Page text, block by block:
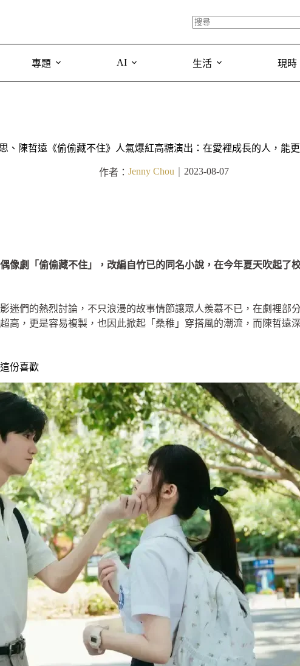
專題 AI 生活 現時
、陳哲遠《偷偷藏不住》人氣爆紅高糖演出：在愛裡成長的人，能
作者： Jenny Chou 2023-08-07
像劇「偷偷藏不住」，改編自竹已的同名小說，在今年夏天吹起了
迷們的熱烈討論，不只浪漫的故事情節讓眾人羨慕不已，在劇裡部
高，更是容易複製，也因此掀起「桑稚」穿搭風的潮流，而陳哲遠
份喜歡